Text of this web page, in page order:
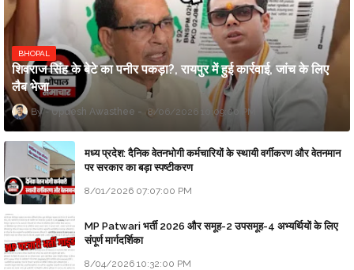
BHOPAL
शिवराज सिंह के बेटे का पनीर पकड़ा?, रायपुर में हुई कार्रवाई, जांच के लिए
लैब भेजा
Updesh Awasthee 8/06/2026 10:09:00 PM
मध्य प्रदेश: दैनिक वेतनभोगी कर्मचारियों के स्थायी वर्गीकरण और वेतनमान
पर सरकार का बड़ा स्पष्टीकरण
8/01/2026 07:07:00 PM
MP Patwari भर्ती 2026 और समूह-2 उपसमूह-4 अभ्यर्थियों के लिए
संपूर्ण मार्गदर्शिका
8/04/2026 10:32:00 PM